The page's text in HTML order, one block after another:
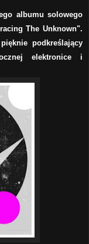
albumu solowego
The Unknown".
podkreślający
elektronice i